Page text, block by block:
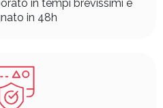
in tempi brevissimi e
in 48h